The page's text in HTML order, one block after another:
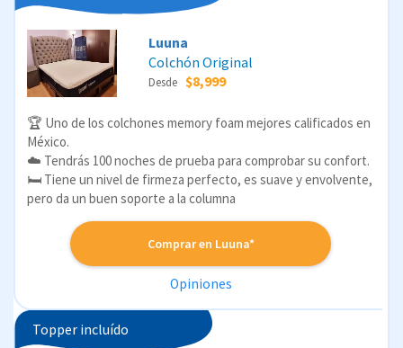
Luuna
Colchón Original
Desde$8,999
🏆 Uno de los colchones memory foam mejores calificados en
México.
☁️ Tendrás 100 noches de prueba para comprobar su confort.
🛏️ Tiene un nivel de firmeza perfecto, es suave y envolvente,
pero da un buen soporte a la columna
Comprar en Luuna*
Opiniones
Topper incluído